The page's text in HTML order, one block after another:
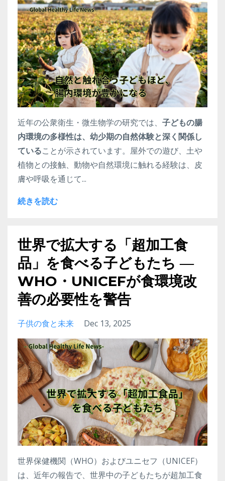
近年の公衆衛生・微生物学の研究では、 子どもの腸
内環境の多様性は、幼少期の自然体験と深く関係し
ていることが示されています。屋外での遊び、土や
植物との接触、動物や自然環境に触れる経験は、皮
膚や呼吸を通じて...
続きを読む
世界で拡大する「超加工食
品」を食べる子どもたち ―
WHO・UNICEFが食環境改
善の必要性を警告
子供の食と未来 Dec 13, 2025
世界保健機関（WHO）およびユニセフ（UNICEF）
は、近年の報告で、世界中の子どもたちが超加工食